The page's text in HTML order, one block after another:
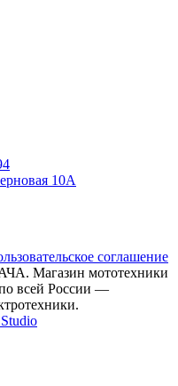
10А
соглашение
Магазин мототехники
по всей России —